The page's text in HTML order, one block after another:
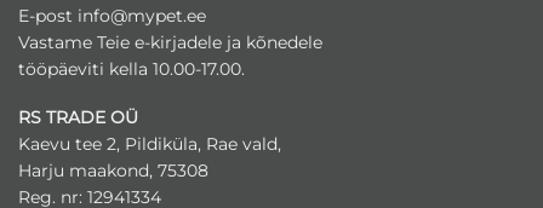
E-post info@mypet.ee
Vastame Teie e-kirjadele ja kõnedele
tööpäeviti kella 10.00-17.00.
RS TRADE OÜ
Kaevu tee 2, Pildiküla, Rae vald,
Harju maakond, 75308
Reg. nr: 12941334